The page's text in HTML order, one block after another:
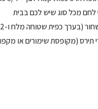
כפית שטוחה מלח ו-1/2 כפית פלפל שחור)